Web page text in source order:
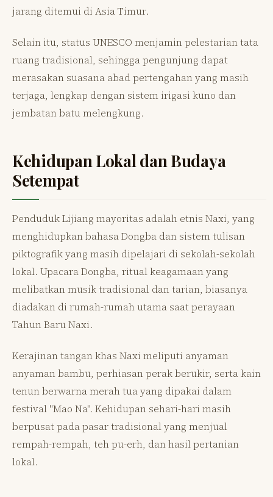
jarang ditemui di Asia Timur.
Selain itu, status UNESCO menjamin pelestarian tata
ruang tradisional, sehingga pengunjung dapat
merasakan suasana abad pertengahan yang masih
terjaga, lengkap dengan sistem irigasi kuno dan
jembatan batu melengkung.
Kehidupan Lokal dan Budaya
Setempat
Penduduk Lijiang mayoritas adalah etnis Naxi, yang
menghidupkan bahasa Dongba dan sistem tulisan
piktografik yang masih dipelajari di sekolah-sekolah
lokal. Upacara Dongba, ritual keagamaan yang
melibatkan musik tradisional dan tarian, biasanya
diadakan di rumah-rumah utama saat perayaan
Tahun Baru Naxi.
Kerajinan tangan khas Naxi meliputi anyaman
anyaman bambu, perhiasan perak berukir, serta kain
tenun berwarna merah tua yang dipakai dalam
festival "Mao Na". Kehidupan sehari-hari masih
berpusat pada pasar tradisional yang menjual
rempah-rempah, teh pu-erh, dan hasil pertanian
lokal.